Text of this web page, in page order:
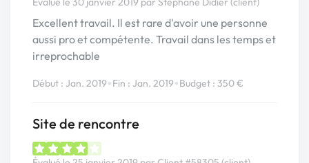
Excellent travail. Il est rare d'avoir une personne
aussi pro et compétente. Travail dans les temps et
irreprochable
Début : Jan. 2019•Fin : Jan. 2019•Budget : 350 €
Site de rencontre